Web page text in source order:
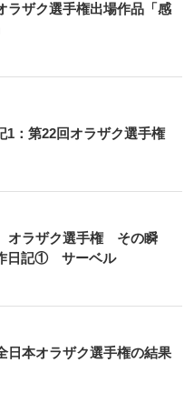
ラザク選手権出場作品「感
1：第22回オラザク選手権
オラザク選手権 その瞬
日記① サーベル
日本オラザク選手権の結果